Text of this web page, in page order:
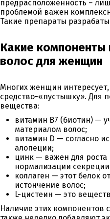
предрасположенность –
проблемой важен
Такие препараты
Какие
волос для женщин
Многих женщин
средство-«пустышку». Для
вещества:
витамин B7 (биотин) —
материалом волос;
витамин D — согласно
алопеции;
цинк — важен для роста
нормализации
коллаген — этот белок
истончение волос;
L-цистеин — это
Наличие этих компонентов